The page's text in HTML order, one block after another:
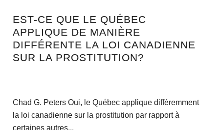
EST-CE QUE LE QUÉBEC
APPLIQUE DE MANIÈRE
DIFFÉRENTE LA LOI CANADIENNE
SUR LA PROSTITUTION?
Chad G. Peters Oui, le Québec applique différemment
la loi canadienne sur la prostitution par rapport à
certaines autres...